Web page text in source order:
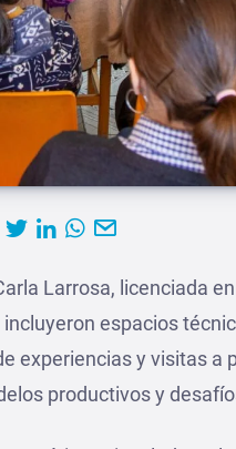
Larrosa, licenciada
espacios
experiencias y visitas a
productivos y